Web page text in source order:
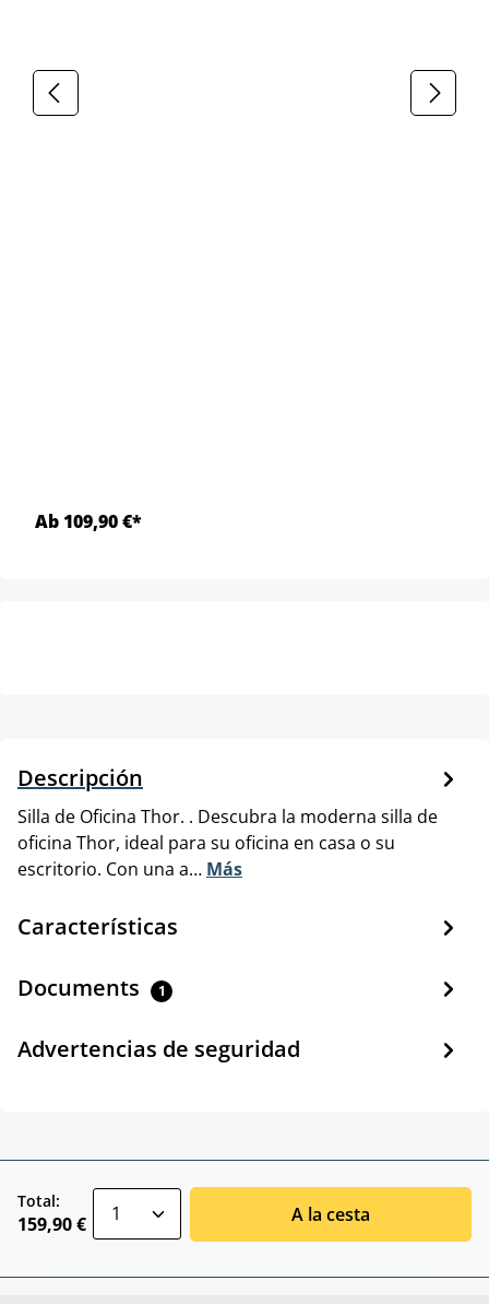
Ab 109,90 €*
Descripción
Silla de Oficina Thor. . Descubra la moderna silla de
oficina Thor, ideal para su oficina en casa o su
escritorio. Con una a… Más
Características
Documents 1
Advertencias de seguridad
Total:
159,90 € A la cesta